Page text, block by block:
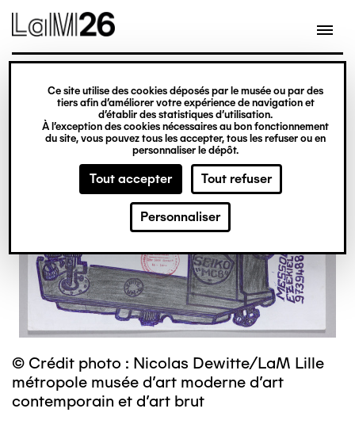
Gestion des cookies
Ce site utilise des cookies déposés par le musée ou par des
tiers afin d’améliorer votre expérience de navigation et
d’établir des statistiques d’utilisation.
À l’exception des cookies nécessaires au bon fonctionnement
du site, vous pouvez tous les accepter, tous les refuser ou en
personnaliser le dépôt.
Tout accepter Tout refuser
Personnaliser
contenu
© Crédit photo : Nicolas Dewitte/LaM Lille
métropole musée d’art moderne d’art
contemporain et d’art brut